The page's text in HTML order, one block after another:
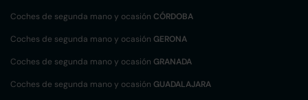
Coches de segunda mano y ocasión CÓRDOBA
Coches de segunda mano y ocasión GERONA
Coches de segunda mano y ocasión GRANADA
Coches de segunda mano y ocasión GUADALAJARA